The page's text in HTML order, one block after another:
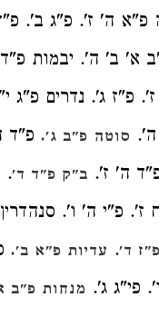
פ"א ה' ז'. פ"ג ב'.
ב' ה'. יבמות פ"ד
פ"ז ג'. נדרים פ"ג
סוטה פ"ב ג'. פ"ד
ה' ז'. ב"ק פ"ד ד'.
ז'. פ"י ה' ו'.
ד'. עדיות פ"א ב'.
פי"ג ג'. מנחות פ"ב